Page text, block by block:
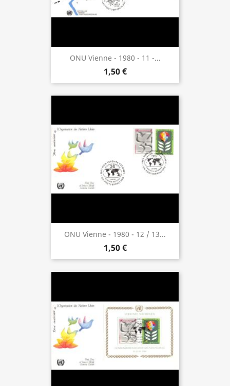
ONU Vienne - 1980 - 11 -...
1,50 €
ONU Vienne - 1980 - 12 / 13...
1,50 €